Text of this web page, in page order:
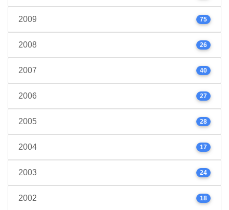
2009 75
2008 26
2007 40
2006 27
2005 28
2004 17
2003 24
2002 18